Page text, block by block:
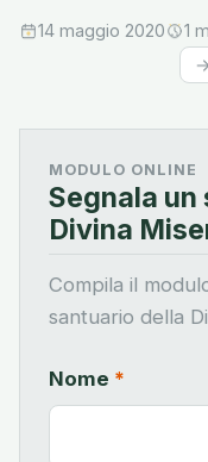
14 maggio 2020 1
MODULO ONLINE
Segnala
Divina
Compila il
santuario della
Nome *